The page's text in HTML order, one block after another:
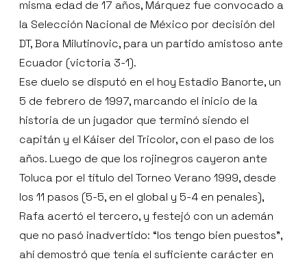
misma edad de 17 años, Márquez fue convocado a
la Selección Nacional de México por decisión del
DT, Bora Milutinovic, para un partido amistoso ante
Ecuador (victoria 3-1).
Ese duelo se disputó en el hoy Estadio Banorte, un
5 de febrero de 1997, marcando el inicio de la
historia de un jugador que terminó siendo el
capitán y el Káiser del Tricolor, con el paso de los
años. Luego de que los rojinegros cayeron ante
Toluca por el título del Torneo Verano 1999, desde
los 11 pasos (5-5, en el global y 5-4 en penales),
Rafa acertó el tercero, y festejó con un ademán
que no pasó inadvertido: “los tengo bien puestos”,
ahí demostró que tenía el suficiente carácter en